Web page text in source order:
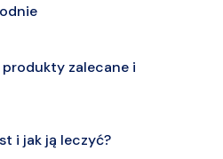
zalecane i
i jak ją leczyć?